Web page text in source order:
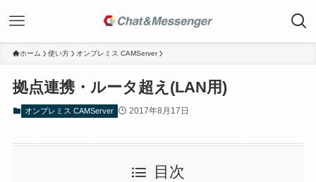
ホーム 使い方 オンプレミス CAMServer
拠点連携・ルータ超え(LAN用)
オンプレミス CAMServer 2017年8月17日
目次